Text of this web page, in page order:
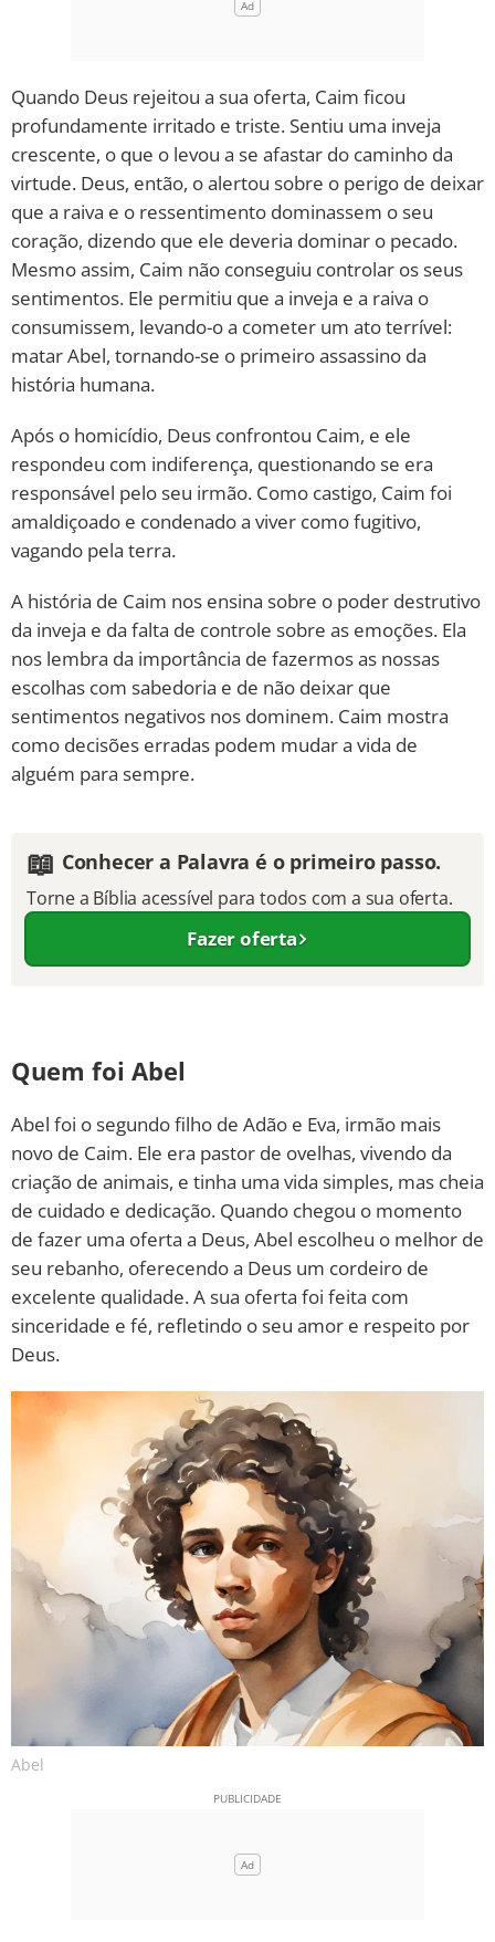
Quando Deus rejeitou a sua oferta, Caim ficou
profundamente irritado e triste. Sentiu uma inveja
crescente, o que o levou a se afastar do caminho da
virtude. Deus, então, o alertou sobre o perigo de deixar
que a raiva e o ressentimento dominassem o seu
coração, dizendo que ele deveria dominar o pecado.
Mesmo assim, Caim não conseguiu controlar os seus
sentimentos. Ele permitiu que a inveja e a raiva o
consumissem, levando-o a cometer um ato terrível:
matar Abel, tornando-se o primeiro assassino da
história humana.
Após o homicídio, Deus confrontou Caim, e ele
respondeu com indiferença, questionando se era
responsável pelo seu irmão. Como castigo, Caim foi
amaldiçoado e condenado a viver como fugitivo,
vagando pela terra.
A história de Caim nos ensina sobre o poder destrutivo
da inveja e da falta de controle sobre as emoções. Ela
nos lembra da importância de fazermos as nossas
escolhas com sabedoria e de não deixar que
sentimentos negativos nos dominem. Caim mostra
como decisões erradas podem mudar a vida de
alguém para sempre.
📖 Conhecer a Palavra é o primeiro passo.
Torne a Bíblia acessível para todos com a sua oferta.
Fazer oferta
Quem foi Abel
Abel foi o segundo filho de Adão e Eva, irmão mais
novo de Caim. Ele era pastor de ovelhas, vivendo da
criação de animais, e tinha uma vida simples, mas cheia
de cuidado e dedicação. Quando chegou o momento
de fazer uma oferta a Deus, Abel escolheu o melhor de
seu rebanho, oferecendo a Deus um cordeiro de
excelente qualidade. A sua oferta foi feita com
sinceridade e fé, refletindo o seu amor e respeito por
Deus.
Abel